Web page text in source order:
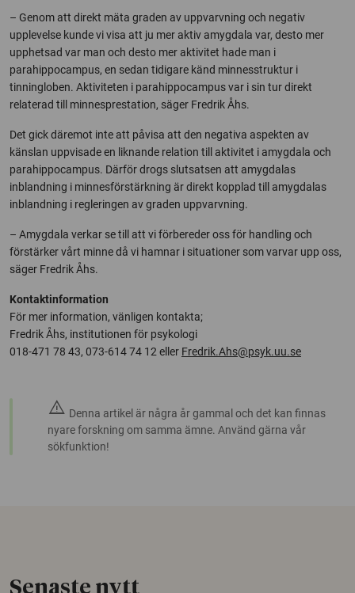
– Genom att direkt mäta graden av uppvarvning och negativ
upplevelse kunde vi visa att ju mer aktiv amygdala var, desto mer
upphetsad var man och desto mer aktivitet hade man i
parahippocampus, en sedan tidigare känd minnesstruktur i
tinningloben. Aktiviteten i parahippocampus var i sin tur direkt
relaterad till minnesprestation, säger Fredrik Åhs.
Det gick däremot inte att påvisa att den negativa aspekten av
känslan uppvisade en liknande relation till aktivitet i amygdala och
parahippocampus. Därför drogs slutsatsen att amygdalas
inblandning i minnesförstärkning är direkt kopplad till amygdalas
inblandning i regleringen av graden uppvarvning.
– Amygdala verkar se till att vi förbereder oss för handling och
förstärker vårt minne då vi hamnar i situationer som varvar upp oss,
säger Fredrik Åhs.
Kontaktinformation
För mer information, vänligen kontakta;
Fredrik Åhs, institutionen för psykologi
018-471 78 43, 073-614 74 12 eller Fredrik.Ahs@psyk.uu.se
warning Denna artikel är några år gammal och det kan finnas
nyare forskning om samma ämne. Använd gärna vår
sökfunktion!
Senaste nytt